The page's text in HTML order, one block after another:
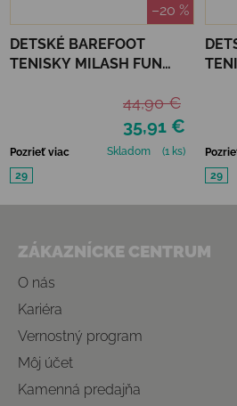
–20 %
DETSKÉ BAREFOOT
TENISKY MILASH FUN
35,91 €
44,90 €
Pozrieť viac Skladom
(1 ks)
29
29
ZÁKAZNÍCKE CENTRUM
O nás
Kariéra
Vernostný program
Môj účet
Kamenná predajňa